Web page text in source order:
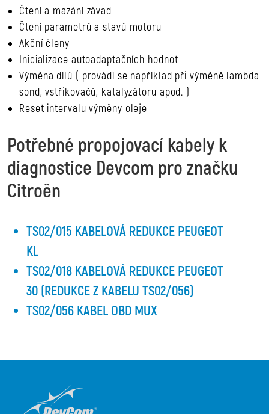
Čtení a mazání závad
Čtení parametrů a stavů motoru
Akční členy
Inicializace autoadaptačních hodnot
Výměna dílů ( provádí se například při výměně lambda
sond, vstřikovačů, katalyzátoru apod. )
Reset intervalu výměny oleje
Potřebné propojovací kabely k
diagnostice Devcom pro značku
Citroën
TS02/015 KABELOVÁ REDUKCE PEUGEOT
KL
TS02/018 KABELOVÁ REDUKCE PEUGEOT
30 (REDUKCE Z KABELU TS02/056)
TS02/056 KABEL OBD MUX